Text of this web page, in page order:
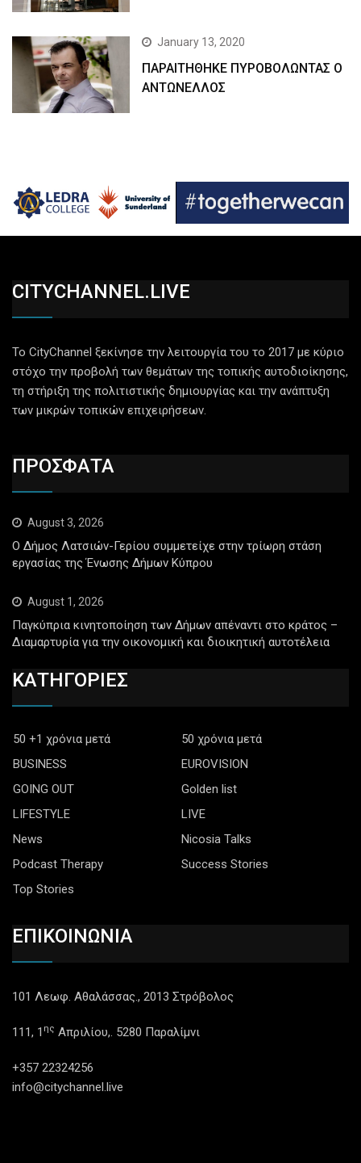
January 13, 2020
ΠΑΡΑΙΤΗΘΗΚΕ ΠΥΡΟΒΟΛΩΝΤΑΣ Ο
ΑΝΤΩΝΕΛΛΟΣ
CITYCHANNEL.LIVE
Το CityChannel ξεκίνησε την λειτουργία του το 2017 με κύριο
στόχο την προβολή των θεμάτων της τοπικής αυτοδιοίκησης,
τη στήριξη της πολιτιστικής δημιουργίας και την ανάπτυξη
των μικρών τοπικών επιχειρήσεων.
ΠΡΟΣΦΑΤΑ
August 3, 2026
Ο Δήμος Λατσιών-Γερίου συμμετείχε στην τρίωρη στάση
εργασίας της Ένωσης Δήμων Κύπρου
August 1, 2026
Παγκύπρια κινητοποίηση των Δήμων απέναντι στο κράτος –
Διαμαρτυρία για την οικονομική και διοικητική αυτοτέλεια
ΚΑΤΗΓΟΡΙΕΣ
50 +1 χρόνια μετά
50 χρόνια μετά
BUSINESS
EUROVISION
GOING OUT
Golden list
LIFESTYLE
LIVE
News
Nicosia Talks
Podcast Therapy
Success Stories
Top Stories
ΕΠΙΚΟΙΝΩΝΙΑ
101 Λεωφ. Αθαλάσσας., 2013 Στρόβολος
111, 1 ης Απριλίου,. 5280 Παραλίμνι
+357 22324256
info@citychannel.live